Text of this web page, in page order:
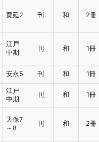
寛延2 刊 和 2冊
江戸
中期
刊 和 1冊
安永5 刊 和 1冊
江戸
中期
刊 和 1冊
天保7
～8
刊 和 2冊